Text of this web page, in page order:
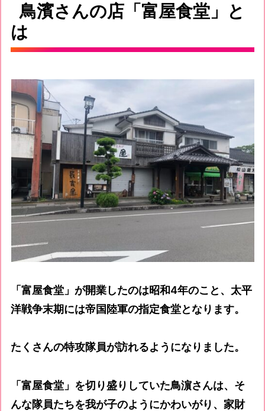
鳥濱さんの店「富屋食堂」と
は
「富屋食堂」が開業したのは昭和4年のこと、太平
洋戦争末期には帝国陸軍の指定食堂となります。
たくさんの特攻隊員が訪れるようになりました。
「富屋食堂」を切り盛りしていた鳥濵さんは、そ
んな隊員たちを我が子のようにかわいがり、家財